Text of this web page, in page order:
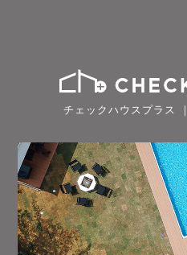
チェックハウスプラス